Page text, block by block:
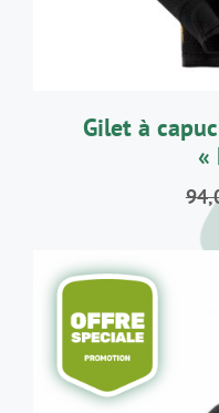
Gilet à
«